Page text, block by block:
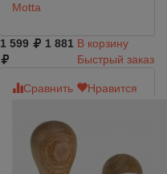
Motta
1 599 1 881 В корзину
Быстрый заказ
Сравнить Нравится